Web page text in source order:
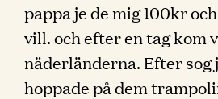
pappa je de mig 100kr
vill. och efter en tag kom
näderländerna. Efter sog
hoppade på dem